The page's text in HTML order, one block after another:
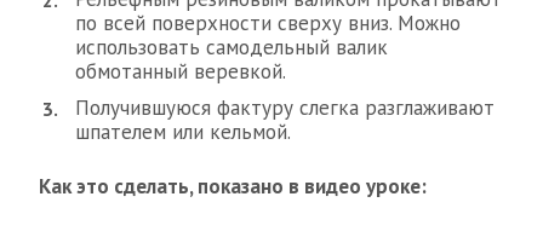
по всей поверхности сверху вниз. Можно
использовать самодельный валик
обмотанный веревкой.
Получившуюся фактуру слегка разглаживают
шпателем или кельмой.
Как это сделать, показано в видео уроке: